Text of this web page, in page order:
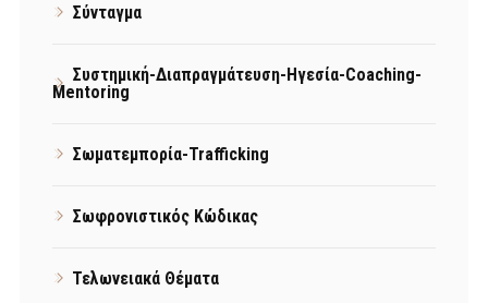
Σύνταγμα
Συστημική-Διαπραγμάτευση-Ηγεσία-Coaching-
Mentoring
Σωματεμπορία-Trafficking
Σωφρονιστικός Κώδικας
Τελωνειακά Θέματα